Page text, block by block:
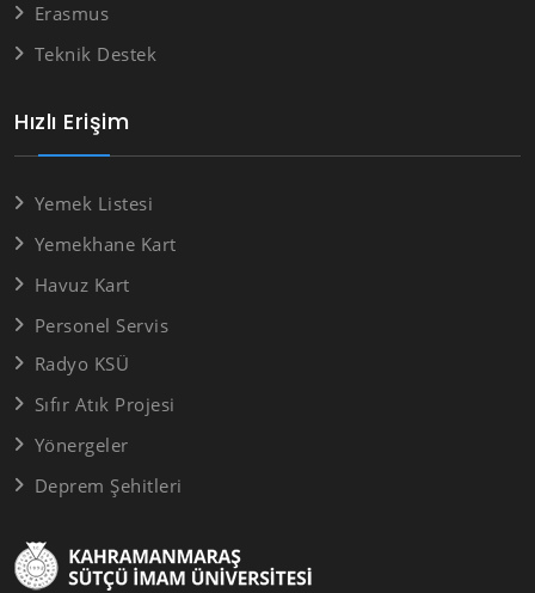
Hızlı Erişim
Yemek Listesi
Yemekhane Kart
Havuz Kart
Personel Servis
Radyo KSÜ
Sıfır Atık Projesi
Yönergeler
Deprem Şehitleri
Erasmus
Teknik Destek